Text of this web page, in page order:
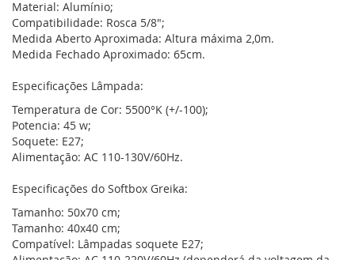
Material: Alumínio;
Compatibilidade: Rosca 5/8";
Medida Aberto Aproximada: Altura máxima 2,0m.
Medida Fechado Aproximado: 65cm.
Especificações Lâmpada:
Temperatura de Cor: 5500°K (+/-100);
Potencia: 45 w;
Soquete: E27;
Alimentação: AC 110-130V/60Hz.
Especificações do Softbox Greika:
Tamanho: 50x70 cm;
Tamanho: 40x40 cm;
Compatível: Lâmpadas soquete E27;